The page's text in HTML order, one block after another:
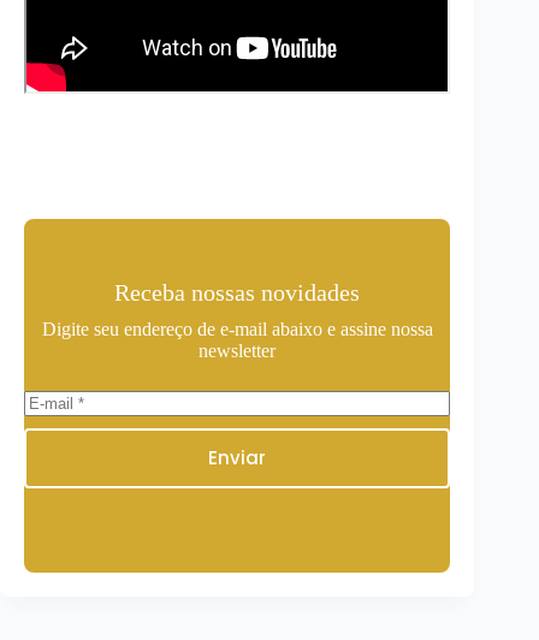
Receba nossas novidades
Digite seu endereço de e-mail abaixo e assine nossa
newsletter
Enviar